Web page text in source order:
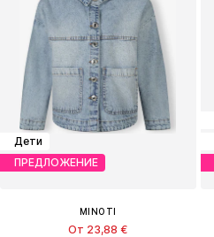
Дети
ПРЕДЛОЖЕНИЕ
MINOTI
От 23,88 €